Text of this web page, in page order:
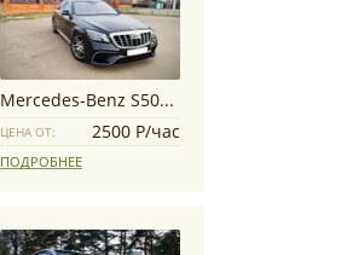
Mercedes-Benz S500L AMG W222
ЦЕНА ОТ: 2500 Р/час
ПОДРОБНЕЕ